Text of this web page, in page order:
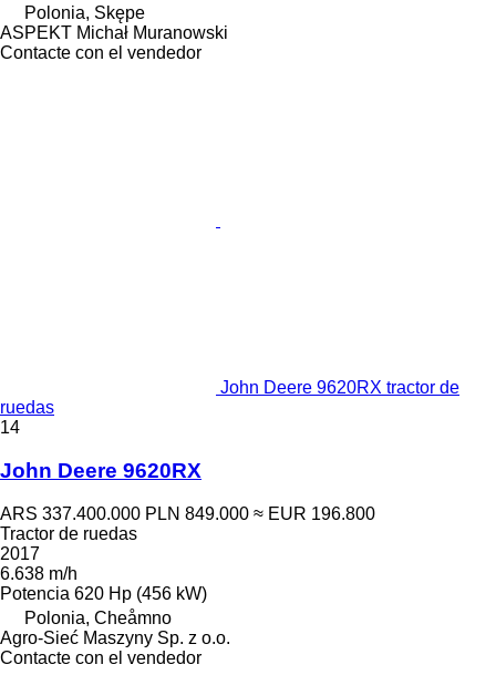
Polonia, Skępe
ASPEKT Michał Muranowski
Contacte con el vendedor
John Deere 9620RX tractor de
ruedas
14
John Deere 9620RX
ARS 337.400.000 PLN 849.000 ≈ EUR 196.800
Tractor de ruedas
2017
6.638 m/h
Potencia 620 Hp (456 kW)
Polonia, Cheåmno
Agro-Sieć Maszyny Sp. z o.o.
Contacte con el vendedor